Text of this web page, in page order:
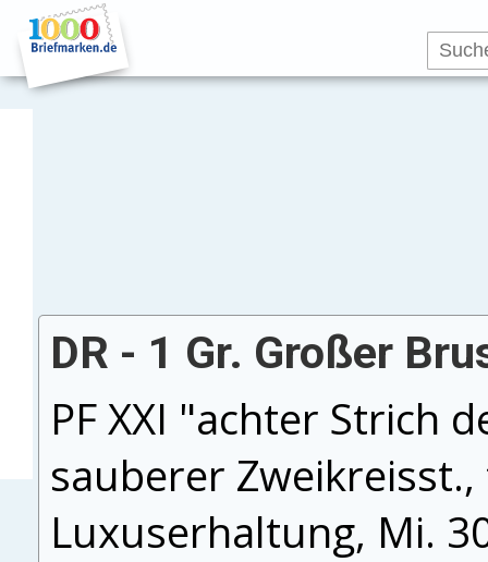
DR - 1 Gr. Großer
PF XXI "achter Strich
sauberer
Luxuserhaltung, Mi.